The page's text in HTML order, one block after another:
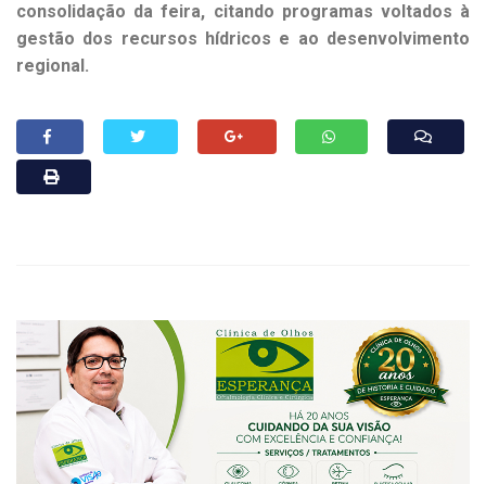
consolidação da feira, citando programas voltados à
gestão dos recursos hídricos e ao desenvolvimento
regional.